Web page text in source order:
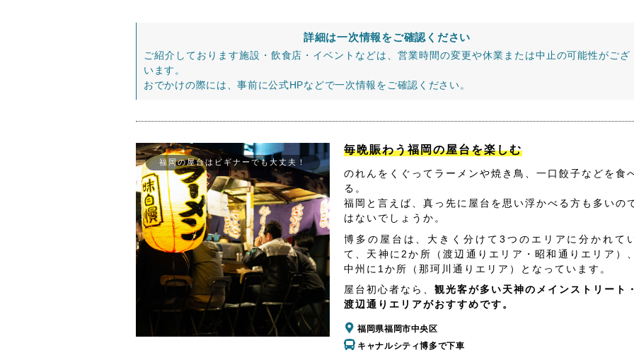
詳細は一次情報をご確認ください
ご紹介しております施設・飲食店・イベントなどは、営業時間の変更や休業または中止の可能性がござ
います。
おでかけの際には、事前に公式HPなどで一次情報をご確認ください。
福岡の屋台はビギナーでも大丈夫！
毎晩賑わう福岡の屋台を楽しむ
のれんをくぐってラーメンや焼き鳥、一口餃子などを食
る。
福岡と言えば、真っ先に屋台を思い浮かべる方も多いの
はないでしょうか。
博多の屋台は、大きく分けて3つのエリアに分かれて
て、天神に2か所（渡辺通りエリア・昭和通りエリア）
中州に1か所（那珂川通りエリア）となっています。
屋台初心者なら、 観光客が多い天神のメインストリート
渡辺通りエリアがおすすめです。
福岡県福岡市中央区
キャナルシティ博多で下車